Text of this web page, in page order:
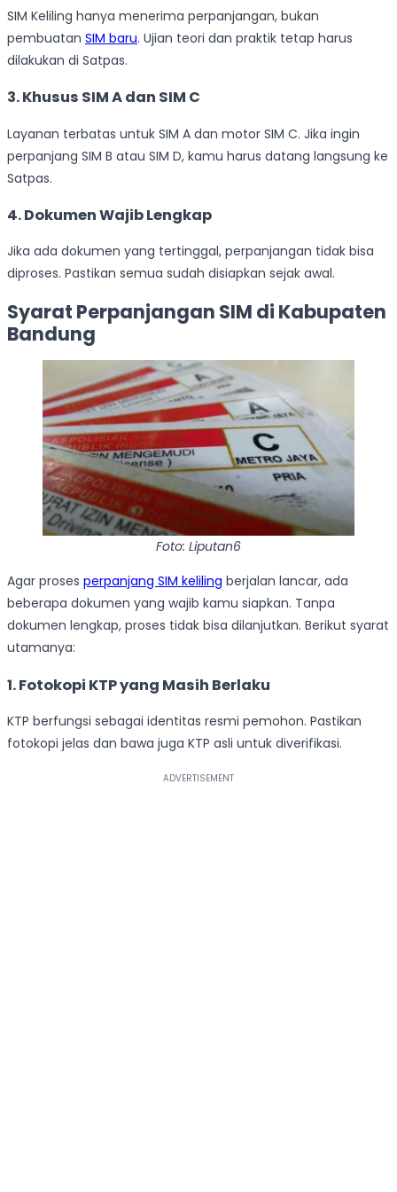
SIM Keliling hanya menerima perpanjangan, bukan
pembuatan SIM baru. Ujian teori dan praktik tetap harus
dilakukan di Satpas.
3. Khusus SIM A dan SIM C
Layanan terbatas untuk SIM A dan motor SIM C. Jika ingin
perpanjang SIM B atau SIM D, kamu harus datang langsung ke
Satpas.
4. Dokumen Wajib Lengkap
Jika ada dokumen yang tertinggal, perpanjangan tidak bisa
diproses. Pastikan semua sudah disiapkan sejak awal.
Syarat Perpanjangan SIM di Kabupaten
Bandung
Foto: Liputan6
Agar proses perpanjang SIM keliling berjalan lancar, ada
beberapa dokumen yang wajib kamu siapkan. Tanpa
dokumen lengkap, proses tidak bisa dilanjutkan. Berikut syarat
utamanya:
1. Fotokopi KTP yang Masih Berlaku
KTP berfungsi sebagai identitas resmi pemohon. Pastikan
fotokopi jelas dan bawa juga KTP asli untuk diverifikasi.